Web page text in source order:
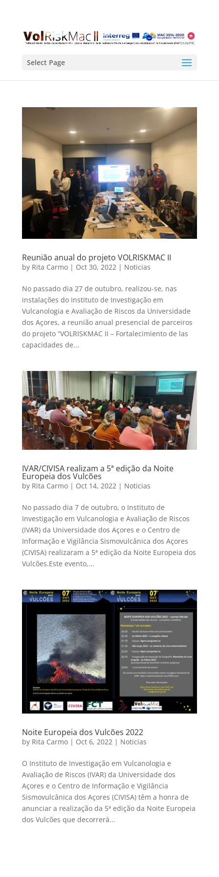
Select Page
Reunião anual do projeto VOLRISKMAC II
by Rita Carmo| Oct 30, 2022 | Noticias
No passado dia 27 de outubro, realizou-se, nas
instalações do Instituto de Investigação em
Vulcanologia e Avaliação de Riscos da Universidade
dos Açores, a reunião anual presencial de parceiros
do projeto “VOLRISKMAC II – Fortalecimiento de las
capacidades de...
IVAR/CIVISA realizam a 5ª edição da Noite
Europeia dos Vulcões
by Rita Carmo| Oct 14, 2022| Noticias
No passado dia 7 de outubro, o Instituto de
Investigação em Vulcanologia e Avaliação de Riscos
(IVAR) da Universidade dos Açores e o Centro de
Informação e Vigilância Sismovulcânica dos Açores
(CIVISA) realizaram a 5ª edição da Noite Europeia dos
Vulcões.Este evento,...
Noite Europeia dos Vulcões 2022
by Rita Carmo| Oct 6, 2022| Noticias
O Instituto de Investigação em Vulcanologia e
Avaliação de Riscos (IVAR) da Universidade dos
Açores e o Centro de Informação e Vigilância
Sismovulcânica dos Açores (CIVISA) têm a honra de
anunciar a realização da 5ª edição da Noite Europeia
dos Vulcões que decorrerá...